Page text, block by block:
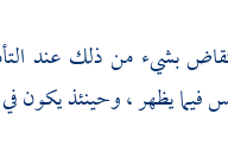
بشيء من ذلك عند
يظهر ، وحينئذ يكون في